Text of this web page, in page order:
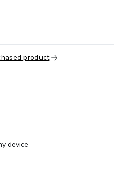
com as diretrizes e
pessoal.
product
device